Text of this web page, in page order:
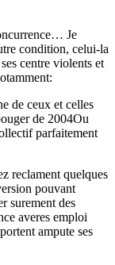
Je
condition, celui-la
centre violents et
de ceux et celles
de 2004Ou
parfaitement
reclament quelques
pouvant
surement des
averes emploi
ampute ses